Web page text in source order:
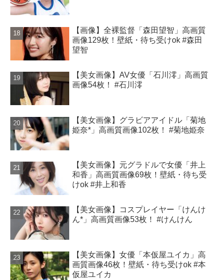
【画像】全裸監督「森田望智」高画質
画像129枚！壁紙・待ち受けok #森田
望智
【美女画像】AV女優「石川澪」高画質
画像54枚！ #石川澪
【美女画像】グラビアアイドル「菊地
姫奈*」高画質画像102枚！ #菊地姫奈
【美女画像】元グラドルで女優「井上
和香」高画質画像69枚！壁紙・待ち受
けok #井上和香
【美女画像】コスプレイヤー「けんけ
ん*」高画質画像53枚！ #けんけん
【美女画像】女優「本仮屋ユイカ」高
画質画像46枚！壁紙・待ち受けok #本
仮屋ユイカ